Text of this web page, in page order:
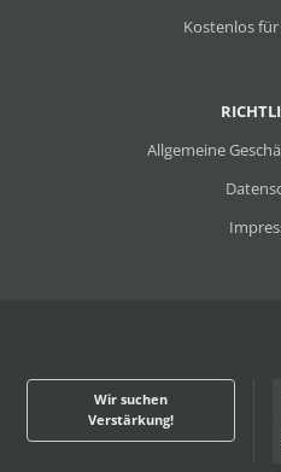
Allgemeine
Kostenlos
Wir suchen
Verstärkung!